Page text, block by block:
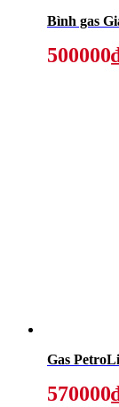
Bình gas
Gas